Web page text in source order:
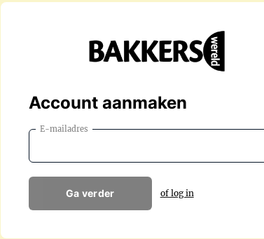
Account aanmaken
E-mailadres
Ga verder of log in